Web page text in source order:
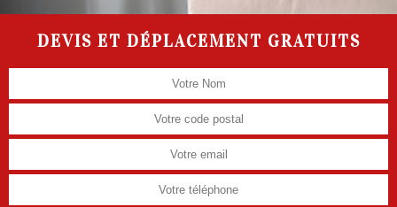
DEVIS ET DÉPLACEMENT GRATUITS